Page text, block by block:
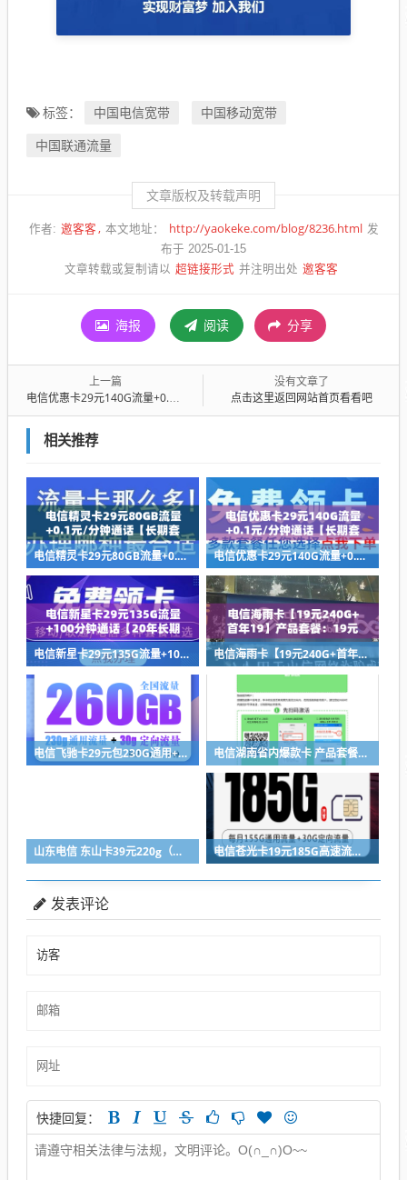
标签： 中国电信宽带
中国移动宽带
中国联通流量
文章版权及转载声明
作者: 邀客客 本文地址： http://yaokeke.com/blog/8236.html 发
布于 2025-01-15
文章转载或复制请以 超链接形式 并注明出处 邀客客
海报 阅读 分享
上一篇
电信优惠卡29元140G流量+0.1元/分钟通话【长期套餐】【发全国】
没有文章了
点击这里返回网站首页看看吧
相关推荐
电信精灵卡29元80GB流量+0.1元/分钟通话【长期套餐】【发全国】 电信优惠卡29元140G流量+0.1元/分钟通话【长期套餐】【发全国】
电信新星卡29元135G流量+100分钟通话【20年长期套餐】 电信海雨卡【19元240G+首年19】产品套餐：19元210G通用+30G定向+通话0.1
电信飞驰卡29元包230G通用+30G定向+通话0.1元/分钟 电信湖南省内爆款卡 产品套餐：19元125G通用+30g定向+100分钟
山东电信 东山卡39元220g（无语音短信功能） 电信苍光卡19元185G高速流量+100分钟通话(首充100，归属地广州)
发表评论
快捷回复：